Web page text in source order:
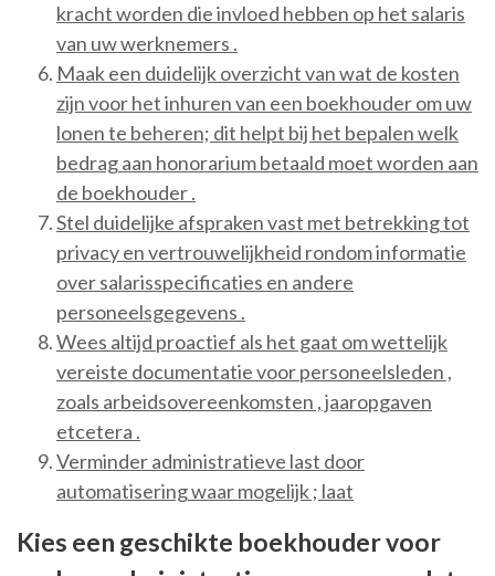
kracht worden die invloed hebben op het salaris
van uw werknemers .
Maak een duidelijk overzicht van wat de kosten
zijn voor het inhuren van een boekhouder om uw
lonen te beheren; dit helpt bij het bepalen welk
bedrag aan honorarium betaald moet worden aan
de boekhouder .
Stel duidelijke afspraken vast met betrekking tot
privacy en vertrouwelijkheid rondom informatie
over salarisspecificaties en andere
personeelsgegevens .
Wees altijd proactief als het gaat om wettelijk
vereiste documentatie voor personeelsleden ,
zoals arbeidsovereenkomsten , jaaropgaven
etcetera .
Verminder administratieve last door
automatisering waar mogelijk ; laat
Kies een geschikte boekhouder voor